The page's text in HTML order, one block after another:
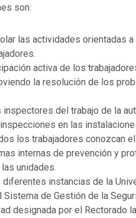
son:
las actividades orientadas
activa de los
la resolución de los
inspectores del trabajo de la
en las
los trabajadores conozcan
internas de prevención y
unidades.
diferentes instancias de la
de Gestión de la
designada por el